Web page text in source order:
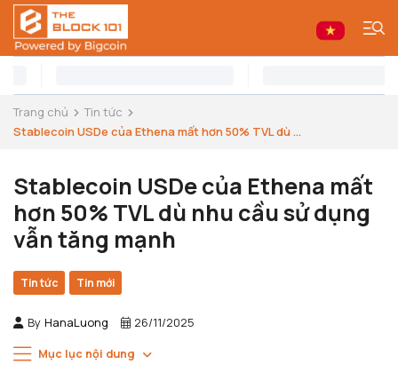
Trang chủ
Tin tức
Stablecoin USDe của Ethena mất hơn 50% TVL dù ...
Stablecoin USDe của Ethena mất
hơn 50% TVL dù nhu cầu sử dụng
vẫn tăng mạnh
Tin tức Tin mới
By HanaLuong 26/11/2025
Mục lục nội dung